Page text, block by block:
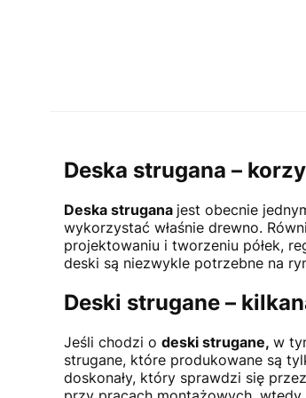
Deska strugana –
Deska strugana jest obecnie
wykorzystać właśnie drewno.
projektowaniu i tworzeniu półek,
deski są niezwykle potrzebne na
Deski strugane –
Jeśli chodzi o deski strugane, w
strugane, które produkowane są
doskonały, który sprawdzi się